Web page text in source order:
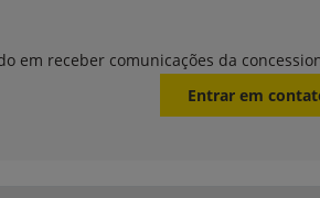
em receber comunicações da
Entrar em